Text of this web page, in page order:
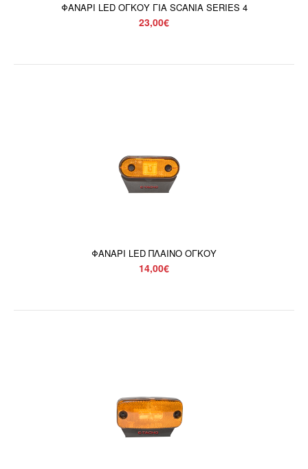
ΦΑΝΑΡΙ LED ΟΓΚΟΥ ΓΙΑ SCANIA SERIES 4
23,00€
ΦΑΝΑΡΙ LED ΠΛΑΙΝΟ ΟΓΚΟΥ
14,00€